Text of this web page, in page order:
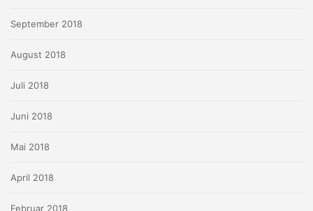
September 2018
August 2018
Juli 2018
Juni 2018
Mai 2018
April 2018
Februar 2018